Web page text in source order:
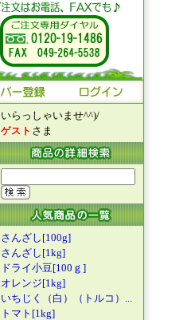
いらっしゃいませ^^)/
ゲスト さま
さんざし[100g]
さんざし[1kg]
ドライ小豆[100ｇ ]
オレンジ[1kg]
いちじく（白）（ トルコ）...
トマト[1kg]